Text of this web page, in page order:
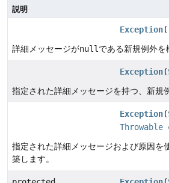
説明
Exception
詳細メッセージがnull である新規例外を
Exception(
指定された詳細メッセージを持つ、新規
Exception(
Throwable
指定された詳細メッセージおよび原因を
築します。